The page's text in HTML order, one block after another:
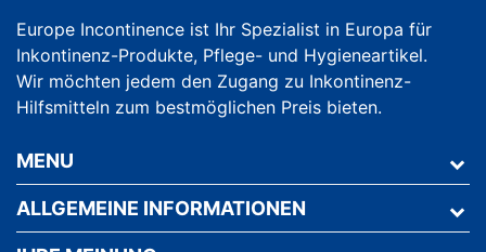
Europe Incontinence ist Ihr Spezialist in Europa für
Inkontinenz-Produkte, Pflege- und Hygieneartikel.
Wir möchten jedem den Zugang zu Inkontinenz-
Hilfsmitteln zum bestmöglichen Preis bieten.
MENU
ALLGEMEINE INFORMATIONEN